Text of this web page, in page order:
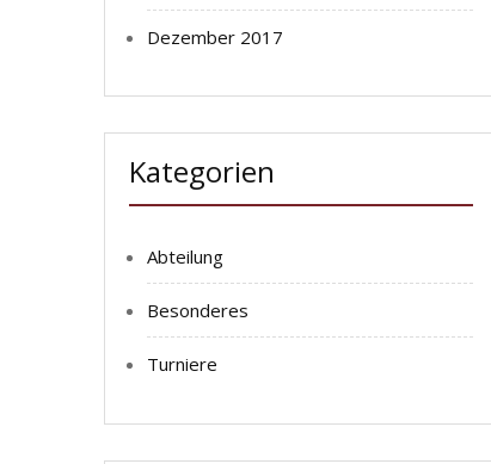
Dezember 2017
Kategorien
Abteilung
Besonderes
Turniere